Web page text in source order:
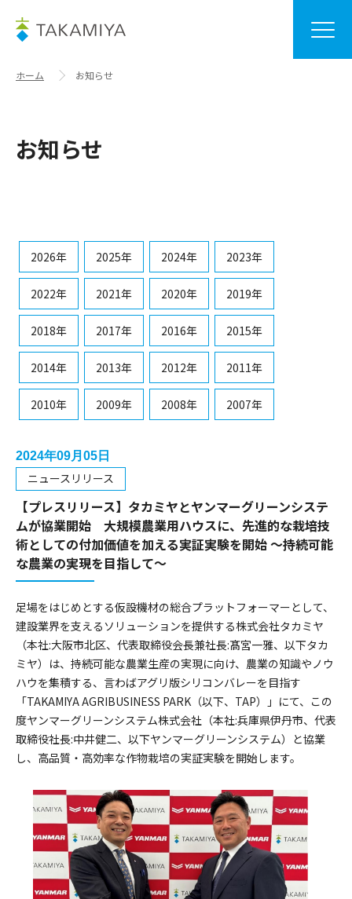
ホーム お知らせ
お知らせ
2026年 2025年 2024年 2023年
2022年 2021年 2020年 2019年
2018年 2017年 2016年 2015年
2014年 2013年 2012年 2011年
2010年 2009年 2008年 2007年
2024年09月05日
ニュースリリース
【プレスリリース】タカミヤとヤンマーグリーンシステ
ムが協業開始 大規模農業用ハウスに、先進的な栽培技
術としての付加価値を加える実証実験を開始 ～持続可能
な農業の実現を目指して～
足場をはじめとする仮設機材の総合プラットフォーマーとして、
建設業界を支えるソリューションを提供する株式会社タカミヤ
（本社:大阪市北区、代表取締役会長兼社長:髙宮一雅、以下タカ
ミヤ）は、持続可能な農業生産の実現に向け、農業の知識やノウ
ハウを集積する、言わばアグリ版シリコンバレーを目指す
「TAKAMIYA AGRIBUSINESS PARK（以下、TAP）」にて、この
度ヤンマーグリーンシステム株式会社（本社:兵庫県伊丹市、代表
取締役社長:中井健二、以下ヤンマーグリーンシステム）と協業
し、高品質・高効率な作物栽培の実証実験を開始します。